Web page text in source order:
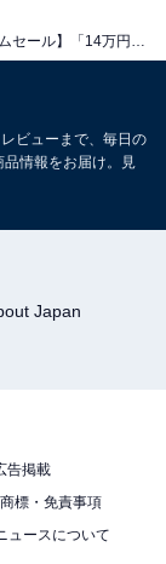
太陽光パ
ーラーチャー
結晶 防災
ビューまで、毎日の
情報をお届け。見
Japan
告掲載
標・免責事項
ュースについて